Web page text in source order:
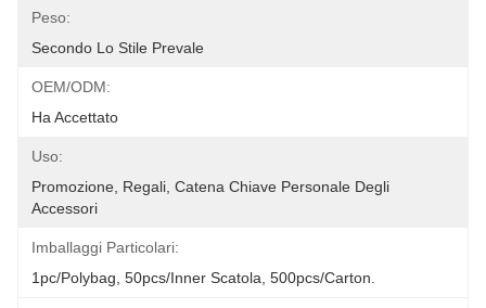
Peso:
Secondo Lo Stile Prevale
OEM/ODM:
Ha Accettato
Uso:
Promozione, Regali, Catena Chiave Personale Degli
Accessori
Imballaggi Particolari:
1pc/polybag, 50pcs/inner Scatola, 500pcs/carton.